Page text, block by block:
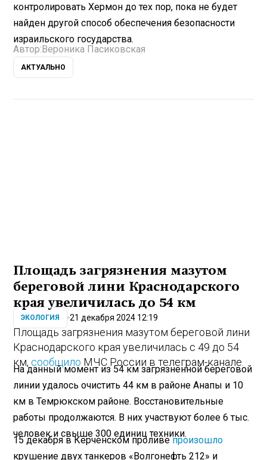
контролировать Хермон до тех пор, пока не будет
найден другой способ обеспечения безопасности
израильского государства.
Автор:Вероника Пасиковская
АКТУАЛЬНО
Площадь загрязнения мазутом
береговой лини Краснодарского
края увеличилась до 54 км
ЭКОЛОГИЯ 21 декабря 2024 12:19
Площадь загрязнения мазутом береговой лини
Краснодарского края увеличилась с 49 до 54
км, сообщило МЧС России в телеграм-канале.
На данный момент из 54 км загрязненной береговой
линии удалось очистить 44 км в районе Анапы и 10
км в Темрюкском районе. Восстановительные
работы продолжаются. В них участвуют более 6 тыс.
человек и свыше 300 единиц техники.
15 декабря в Керченском проливепроизошло
крушение двух танкеров «Волгонефть 212» и